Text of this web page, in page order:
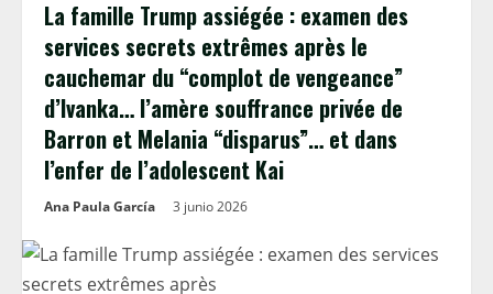
La famille Trump assiégée : examen des
services secrets extrêmes après le
cauchemar du “complot de vengeance”
d’Ivanka… l’amère souffrance privée de
Barron et Melania “disparus”… et dans
l’enfer de l’adolescent Kai
Ana Paula García 3 junio 2026